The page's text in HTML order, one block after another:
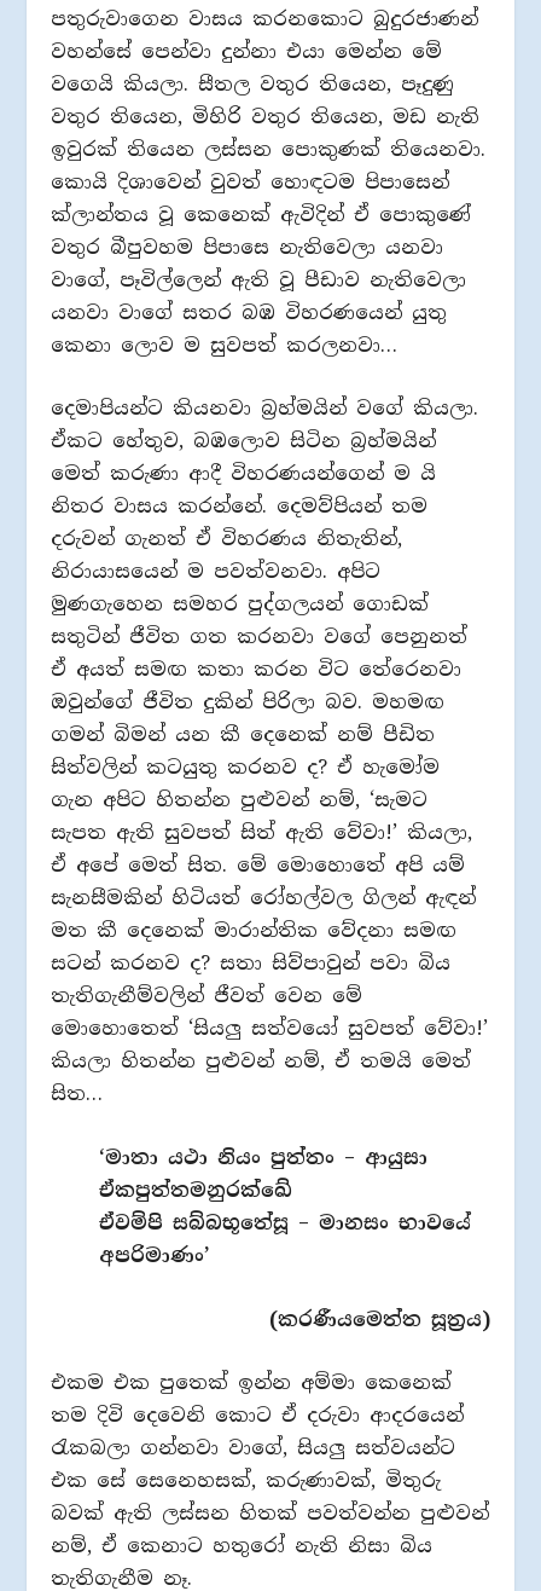
පතුරුවාගෙන වාසය කරනකොට බුදුරජාණන්
වහන්සේ පෙන්වා දුන්නා එයා මෙන්න මේ
වගෙයි කියලා. සීතල වතුර තියෙන, පෑදුණු
වතුර තියෙන, මිහිරි වතුර තියෙන, මඩ නැති
ඉවුරක් තියෙන ලස්සන පොකුණක් තියෙනවා.
කොයි දිශාවෙන් වුවත් හොඳටම පිපාසෙන්
ක්ලාන්තය වූ කෙනෙක් ඇවිදින් ඒ පොකුණේ
වතුර බීපුවහම පිපාසෙ නැතිවෙලා යනවා
වාගේ, පෑවිල්ලෙන් ඇති වූ පීඩාව නැතිවෙලා
යනවා වාගේ සතර බඹ විහරණයෙන් යුතු
කෙනා ලොව ම සුවපත් කරලනවා…
දෙමාපියන්ට කියනවා බ්‍රහ්මයින් වගේ කියලා.
ඒකට හේතුව, බඹලොව සිටින බ්‍රහ්මයින්
මෙත් කරුණා ආදී විහරණයන්ගෙන් ම යි
නිතර වාසය කරන්නේ. දෙමව්පියන් තම
දරුවන් ගැනත් ඒ විහරණය නිතැතින්,
නිරායාසයෙන් ම පවත්වනවා. අපිට
මුණගැහෙන සමහර පුද්ගලයන් ගොඩක්
සතුටින් ජීවිත ගත කරනවා වගේ පෙනුනත්
ඒ අයත් සමඟ කතා කරන විට තේරෙනවා
ඔවුන්ගේ ජීවිත දුකින් පිරිලා බව. මහමඟ
ගමන් බිමන් යන කී දෙනෙක් නම් පීඩිත
සිත්වලින් කටයුතු කරනව ද? ඒ හැමෝම
ගැන අපිට හිතන්න පුළුවන් නම්, ‘සැමට
සැපත ඇති සුවපත් සිත් ඇති වේවා!’ කියලා,
ඒ අපේ මෙත් සිත. මේ මොහොතේ අපි යම්
සැනසීමකින් හිටියත් රෝහල්වල ගිලන් ඇඳන්
මත කී දෙනෙක් මාරාන්තික වේදනා සමඟ
සටන් කරනව ද? සතා සිව්පාවුන් පවා බිය
තැතිගැනීම්වලින් ජීවත් වෙන මේ
මොහොතෙත් ‘සියලු සත්වයෝ සුවපත් වේවා!’
කියලා හිතන්න පුළුවන් නම්, ඒ තමයි මෙත්
සිත…
‘මාතා යථා නියං පුත්තං – ආයුසා
ඒකපුත්තමනුරක්ඛේ
ඒවම්පි සබ්බභූතේසූ – මානසං භාවයේ
අපරිමාණං’
(කරණීයමෙත්ත සූත්‍රය)
එකම එක පුතෙක් ඉන්න අම්මා කෙනෙක්
තම දිවි දෙවෙනි කොට ඒ දරුවා ආදරයෙන්
රැකබලා ගන්නවා වාගේ, සියලු‍ සත්වයන්ට
එක සේ සෙනෙහසක්, කරුණාවක්, මිතුරු
බවක් ඇති ලස්සන හිතක් පවත්වන්න පුළුවන්
නම්, ඒ කෙනාට හතුරෝ නැති නිසා බිය
තැතිගැනීම නෑ.